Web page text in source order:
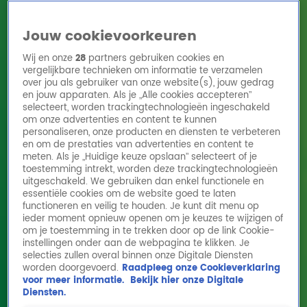
HomeActiesRadioshows DJ'sRadio 10 zendersHitlijsten
Radio luisteren
Volg Radio 10
Zoeken
HomeOnline Radio LuisterenActiesShowsAlle zenders
Van 90.000 drinkbekers tot
huishouddoekjes: dit is nog nodig voor Alpe
d'HuZes
Jouw cookievoorkeuren
Wij en onze28 partners gebruiken cookies en
vergelijkbare technieken om informatie te verzamelen
over jou als gebruiker van onze website(s), jouw gedrag
en jouw apparaten. Als je „Alle cookies accepteren”
selecteert, worden trackingtechnologieën ingeschakeld
om onze advertenties en content te kunnen
personaliseren, onze producten en diensten te verbeteren
en om de prestaties van advertenties en content te
meten. Als je „Huidige keuze opslaan” selecteert of je
toestemming intrekt, worden deze trackingtechnologieën
uitgeschakeld. We gebruiken dan enkel functionele en
essentiële cookies om de website goed te laten
functioneren en veilig te houden. Je kunt dit menu op
ieder moment opnieuw openen om je keuzes te wijzigen of
om je toestemming in te trekken door op de link Cookie-
instellingen onder aan de webpagina te klikken. Je
selecties zullen overal binnen onze Digitale Diensten
worden doorgevoerd. Raadpleeg onze Cookieverklaring
voor meer informatie. Bekijk hier onze Digitale
Diensten.